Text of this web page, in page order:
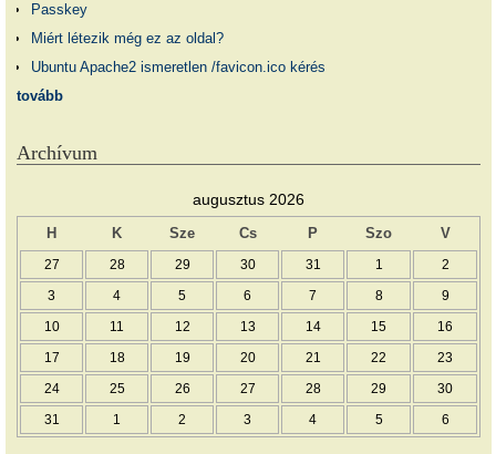
Passkey
Miért létezik még ez az oldal?
Ubuntu Apache2 ismeretlen /favicon.ico kérés
tovább
Archívum
augusztus 2026
H K Sze Cs P Szo V
27 28 29 30 31 1 2
3 4 5 6 7 8 9
10 11 12 13 14 15 16
17 18 19 20 21 22 23
24 25 26 27 28 29 30
31 1 2 3 4 5 6